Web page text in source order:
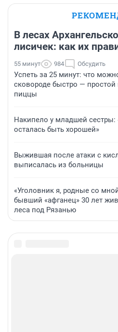
В лесах
лисичек: как их
55 минут 984 Обсудить
Успеть за 25 минут: что
сковороде быстро —
пиццы
Накипело у младшей сестры:
осталась быть хорошей»
Выжившая после атаки с
выписалась из больницы
«Уголовник я, родные со
бывший «афганец» 30 лет
леса под Рязанью